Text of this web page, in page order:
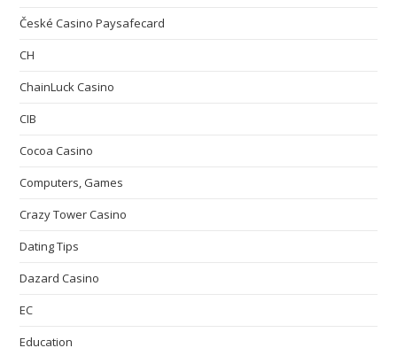
České Casino Paysafecard
CH
ChainLuck Casino
CIB
Cocoa Casino
Computers, Games
Crazy Tower Сasino
Dating Tips
Dazard Casino
EC
Education